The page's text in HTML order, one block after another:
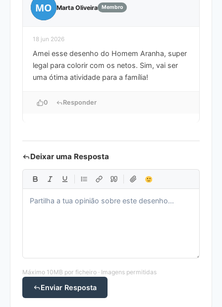
MO Marta Oliveira Membro
18 jun 2026
Amei esse desenho do Homem Aranha, super
legal para colorir com os netos. Sim, vai ser
uma ótima atividade para a família!
0 Responder
Deixar uma Resposta
Máximo 10MB por ficheiro · Imagens permitidas
Enviar Resposta